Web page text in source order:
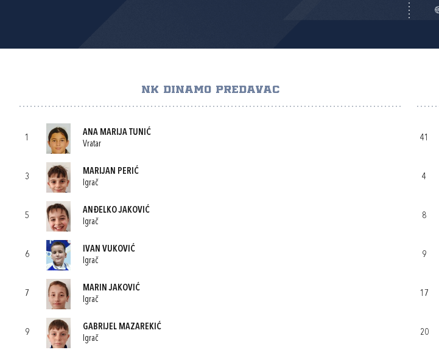
NK DINAMO PREDAVAC
1
ANA MARIJA TUNIĆ
Vratar
3
MARIJAN PERIĆ
Igrač
5
ANĐELKO JAKOVIĆ
Igrač
6
IVAN VUKOVIĆ
Igrač
7
MARIN JAKOVIĆ
Igrač
9
GABRIJEL MAZAREKIĆ
Igrač
41
4
8
9
17
20